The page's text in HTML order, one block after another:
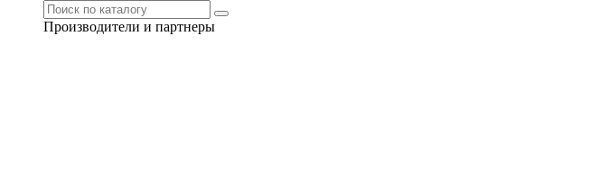
Производители и партнеры